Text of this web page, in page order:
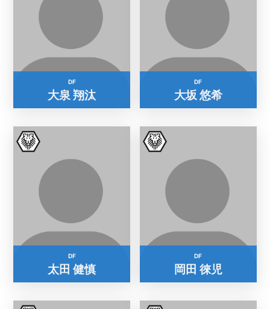
DF
大泉 翔汰
DF
大坂 悠希
DF
太田 健慎
DF
岡田 徠児